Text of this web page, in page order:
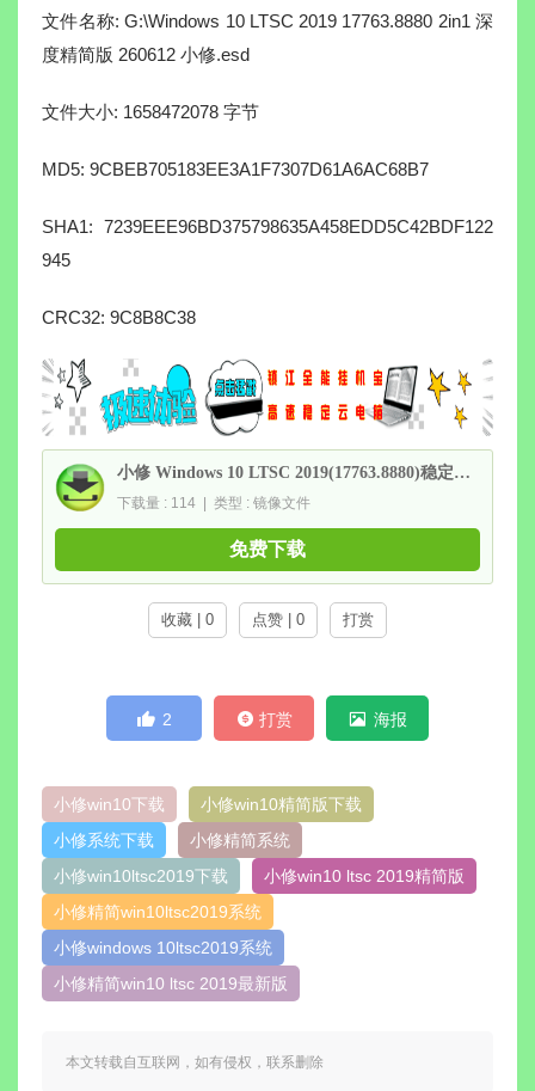
文件名称: G:\Windows 10 LTSC 2019 17763.8880 2in1 深
度精简版 260612 小修.esd
文件大小: 1658472078 字节
MD5: 9CBEB705183EE3A1F7307D61A6AC68B7
SHA1: 7239EEE96BD375798635A458EDD5C42BDF122
945
CRC32: 9C8B8C38
小修 Windows 10 LTSC 2019(17763.8880)稳定极限|轻度精简版 二合一
下载量 : 114 | 类型 : 镜像文件
免费下载
收藏 | 0 点赞 | 0 打赏
2 打赏 海报
小修win10下载
小修win10精简版下载
小修系统下载
小修精简系统
小修win10ltsc2019下载
小修win10 ltsc 2019精简版
小修精简win10ltsc2019系统
小修windows 10ltsc2019系统
小修精简win10 ltsc 2019最新版
本文转载自互联网，如有侵权，联系删除